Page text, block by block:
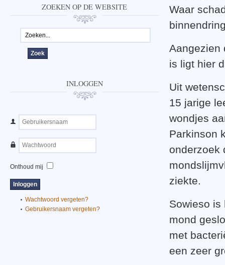
Waar
Aangezien
is ligt hier
Uit
15 jarige
wondjes
Parkinson
onderzoek
ziekte.
Sowieso is
mond
met
een zeer
ZOEKEN OP DE WEBSITE
INLOGGEN
Onthoud mij
Wachtwoord vergeten?
Gebruikersnaam vergeten?